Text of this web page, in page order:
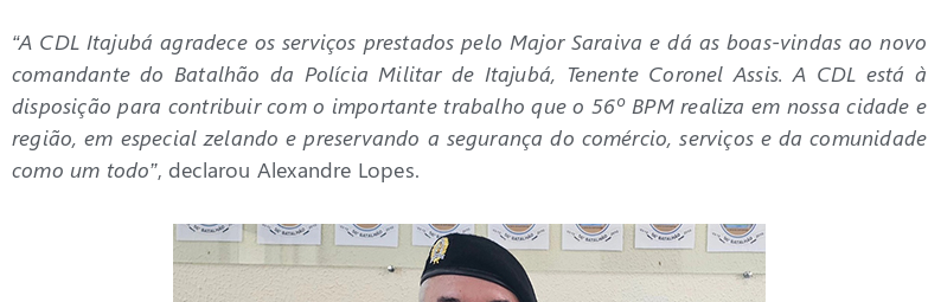
“A CDL Itajubá agradece os serviços prestados pelo Major Saraiva e dá as boas-vindas ao novo
comandante do Batalhão da Polícia Militar de Itajubá, Tenente Coronel Assis. A CDL está à
disposição para contribuir com o importante trabalho que o 56º BPM realiza em nossa cidade e
região, em especial zelando e preservando a segurança do comércio, serviços e da comunidade
como um todo”, declarou Alexandre Lopes.